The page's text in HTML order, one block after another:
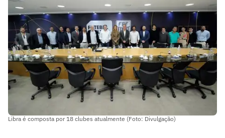
Libra é composta por 18 clubes atualmente (Foto: Divulgação)